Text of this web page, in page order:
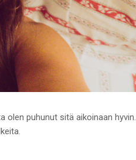
olen puhunut sitä aikoinaan hyvin.